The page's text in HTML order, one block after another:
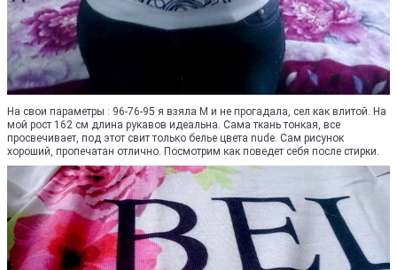
На свои параметры : 96-76-95 я взяла М и не прогадала, сел как влитой. На
мой рост 162 см длина рукавов идеальна. Сама ткань тонкая, все
просвечивает, под этот свит только белье цвета nude. Сам рисунок
хороший, пропечатан отлично. Посмотрим как поведет себя после стирки.